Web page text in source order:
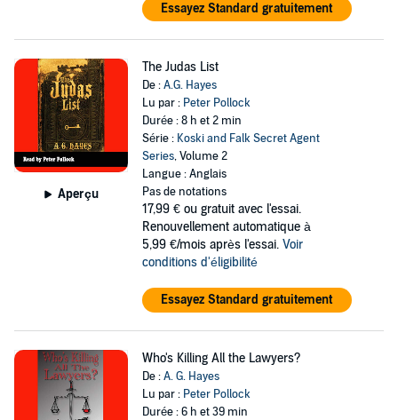
Essayez Standard gratuitement
Aperçu
The Judas List
De :A.G. Hayes
Lu par : Peter Pollock
Durée : 8 h et 2 min
Série : Koski and Falk Secret Agent
Series, Volume 2
Langue : Anglais
Pas de notations
17,99 € ou gratuit avec l'essai.
Renouvellement automatique à
5,99 €/mois après l'essai. Voir
conditions d'éligibilité
Essayez Standard gratuitement
Who's Killing All the Lawyers?
De :A. G. Hayes
Lu par : Peter Pollock
Durée : 6 h et 39 min